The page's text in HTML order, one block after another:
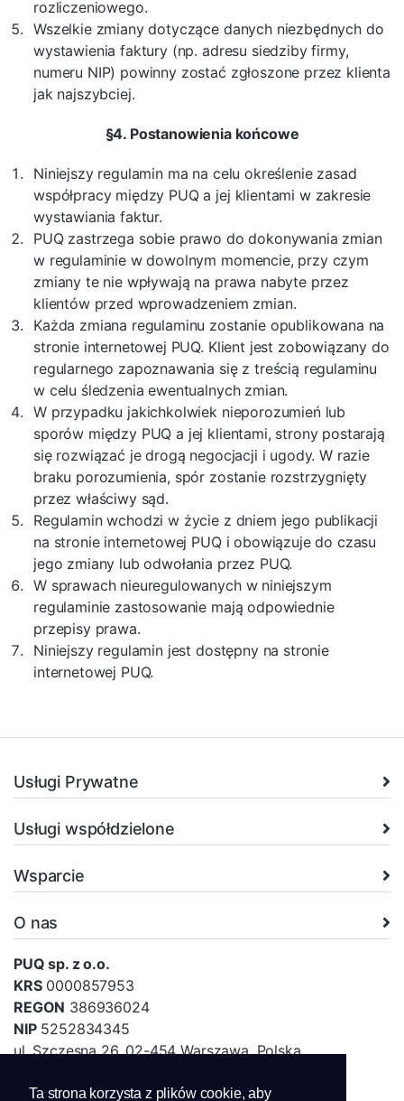
Ta strona korzysta z plików cookie, aby
rozliczeniowego.
Wszelkie zmiany dotyczące danych niezbędnych do
wystawienia faktury (np. adresu siedziby firmy,
numeru NIP) powinny zostać zgłoszone przez klienta
jak najszybciej.
§4. Postanowienia końcowe
Niniejszy regulamin ma na celu określenie zasad
współpracy między PUQ a jej klientami w zakresie
wystawiania faktur.
PUQ zastrzega sobie prawo do dokonywania zmian
w regulaminie w dowolnym momencie, przy czym
zmiany te nie wpływają na prawa nabyte przez
klientów przed wprowadzeniem zmian.
Każda zmiana regulaminu zostanie opublikowana na
stronie internetowej PUQ. Klient jest zobowiązany do
regularnego zapoznawania się z treścią regulaminu
w celu śledzenia ewentualnych zmian.
W przypadku jakichkolwiek nieporozumień lub
sporów między PUQ a jej klientami, strony postarają
się rozwiązać je drogą negocjacji i ugody. W razie
braku porozumienia, spór zostanie rozstrzygnięty
przez właściwy sąd.
Regulamin wchodzi w życie z dniem jego publikacji
na stronie internetowej PUQ i obowiązuje do czasu
jego zmiany lub odwołania przez PUQ.
W sprawach nieuregulowanych w niniejszym
regulaminie zastosowanie mają odpowiednie
przepisy prawa.
Niniejszy regulamin jest dostępny na stronie
internetowej PUQ.
Usługi Prywatne
Usługi współdzielone
Wsparcie
O nas
PUQ sp. z o.o.
KRS0000857953
REGON 386936024
NIP5252834345
ul. Szczesna 26, 02-454 Warszawa, Polska